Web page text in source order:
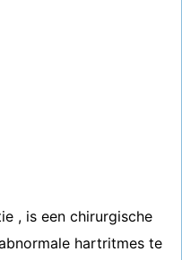
, is een chirurgische
hartritmes te